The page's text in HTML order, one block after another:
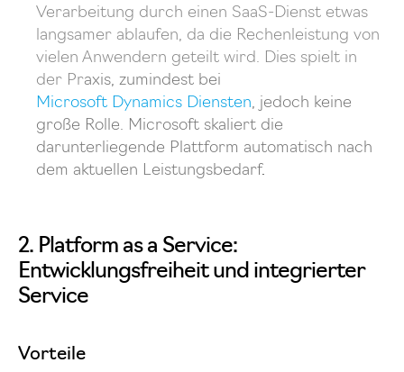
Verarbeitung durch einen SaaS-Dienst etwas
langsamer ablaufen, da die Rechenleistung von
vielen Anwendern geteilt wird. Dies spielt in
der Praxis, zumindest bei
Microsoft Dynamics Diensten, jedoch keine
große Rolle. Microsoft skaliert die
darunterliegende Plattform automatisch nach
dem aktuellen Leistungsbedarf.
2. Platform as a Service:
Entwicklungsfreiheit und integrierter
Service
Vorteile